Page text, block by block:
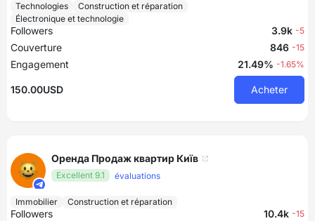
Technologies
Construction et réparation
Électronique et technologie
Followers 3.9k -5
Couverture 846 -15
Engagement 21.49% -1.65%
150.00USD Acheter
Оренда Продаж квартир Київ
Excellent 9.1 évaluations
Immobilier Construction et réparation
Followers 10.4k -15